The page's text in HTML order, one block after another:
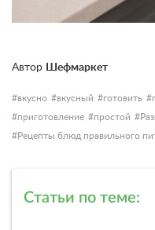
Автор Шефмаркет
вкусно вкусный готовить
приготовление
простой
Рецепты блюд правильного
Статьи по теме: